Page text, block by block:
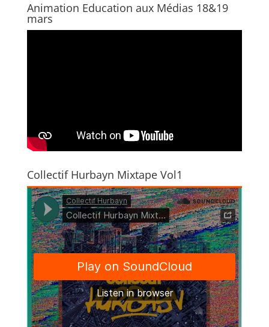
Animation Education aux Médias 18&19
mars
Collectif Hurbayn Mixtape Vol1